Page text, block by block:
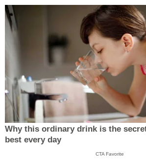
Why this ordinary drink is the
best every day
CTA Favorite